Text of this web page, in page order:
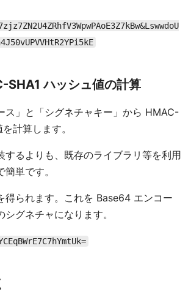
ハッシュ値の計算
ス」と「シグネチャキー」から HMAC-
計算します。
するよりも、既存のライブラリ等を利用
単です。
得られます。これを Base64 エンコー
シグネチャになります。